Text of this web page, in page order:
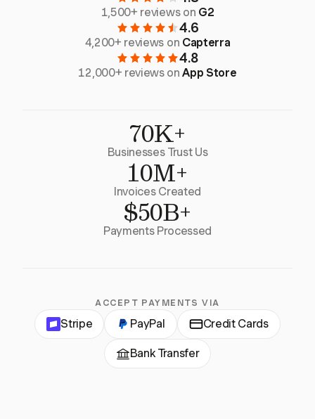
1,500+ reviews on G2
4.6
4,200+ reviews on Capterra
4.8
12,000+ reviews onApp Store
70K+
Businesses Trust Us
10M+
Invoices Created
$50B+
Payments Processed
ACCEPT PAYMENTS VIA
Stripe PayPal Credit Cards
Bank Transfer